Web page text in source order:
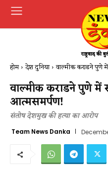
होम देश दुनिया वाल्मीक कराडने पुणे
वाल्मीक कराडने पुणे
आत्मसमर्पण!
संतोष देशमुख की हत्या का आरोप
Team News Danka